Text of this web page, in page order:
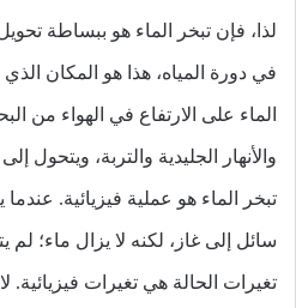
لذا، فإن تبخر الماء هو ببساطة
في دورة المياه، هذا هو المكان
الماء على الارتفاع في الهواء من
والأنهار الجليدية والتربة، ويتحول
تبخر الماء هو عملية فيزيائية.
سائل إلى غاز، لكنه لا يزال ماء؛
تغيرات الحالة هي تغيرات فيزيائية.